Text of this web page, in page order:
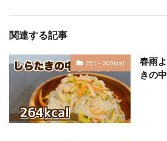
関連する記事
251～300kcal
春雨
きの